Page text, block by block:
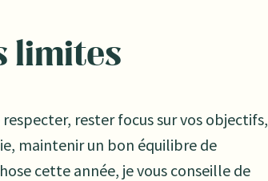
limites
rester focus sur vos objectifs,
maintenir un bon équilibre de
cette année, je vous conseille de